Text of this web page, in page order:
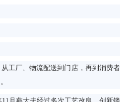
工厂、物流配送到门店，再到消费者
月燕大夫经过多次工艺改良，创新镂